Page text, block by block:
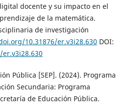
docente y su impacto en el
de la matemática.
de investigación
10.31876/er.v3i28.630 DOI:
Pública [SEP]. (2024). Programa
Secundaria: Programa
de Educación Pública.